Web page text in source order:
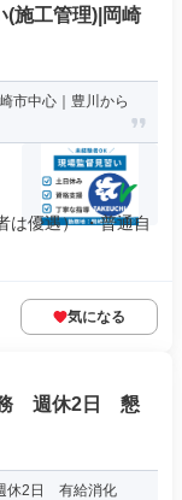
(施工管理)|岡崎
中心｜豊川から
は優遇） ・普通自
気になる
務 週休2日 懇
休2日 有給消化